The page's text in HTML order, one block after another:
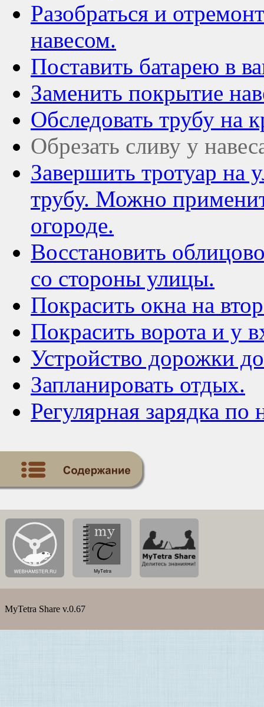
Разобраться и
навесом.
Поставить батарею в
Заменить покрытие
Обследовать трубу на
Обрезать сливу у
Завершить тротуар на
трубу. Можно
огороде.
Восстановить
со стороны улицы.
Покрасить окна на
Покрасить ворота и у
Устройство дорожки
Запланировать отдых.
Регулярная зарядка
MyTetra Share v.0.67